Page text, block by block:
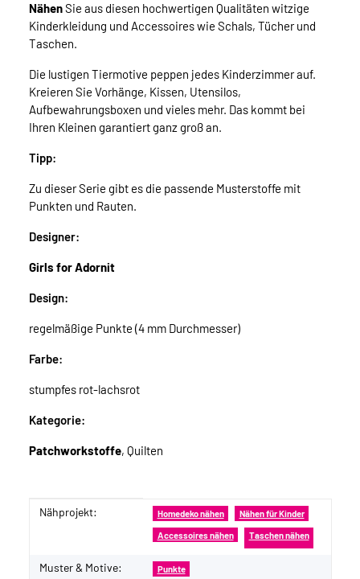
NähenSie aus diesen hochwertigen Qualitäten witzige
Kinderkleidung und Accessoires wie Schals, Tücher und
Taschen.
Die lustigen Tiermotive peppen jedes Kinderzimmer auf.
Kreieren Sie Vorhänge, Kissen, Utensilos,
Aufbewahrungsboxen und vieles mehr. Das kommt bei
Ihren Kleinen garantiert ganz groß an.
Tipp:
Zu dieser Serie gibt es die passende Musterstoffe mit
Punkten und Rauten.
Designer:
Girls for Adornit
Design:
regelmäßige Punkte (4 mm Durchmesser)
Farbe:
stumpfes rot-lachsrot
Kategorie:
Patchworkstoffe, Quilten
Produkteigenschaft
Wert
Nähprojekt: Homedeko nähen Nähen für Kinder
Accessoires nähen Taschen nähen
Muster & Motive: Punkte